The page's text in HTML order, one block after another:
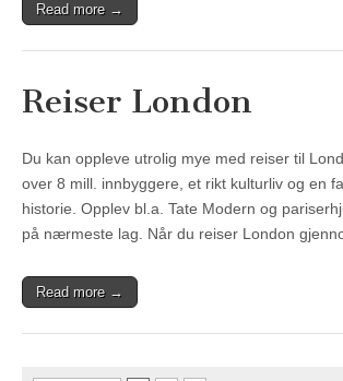
Read more →
Reiser London
Du kan oppleve utrolig mye med reiser til
over 8 mill. innbyggere, et rikt kulturliv og en
historie. Opplev bl.a. Tate Modern og
på nærmeste lag. Når du reiser London
Read more →